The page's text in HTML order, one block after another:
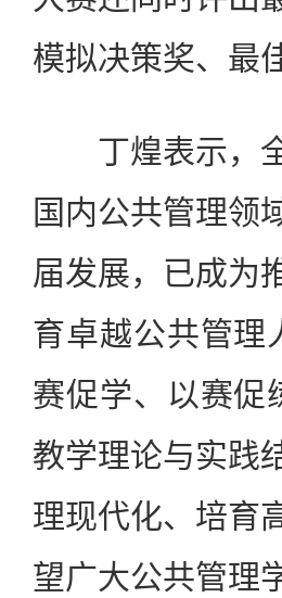
模拟决策奖、最
丁煌表示，全
国内公共管理领
届发展，已成为
育卓越公共管理
赛促学、以赛促
教学理论与实践
理现代化、培育
望广大公共管理